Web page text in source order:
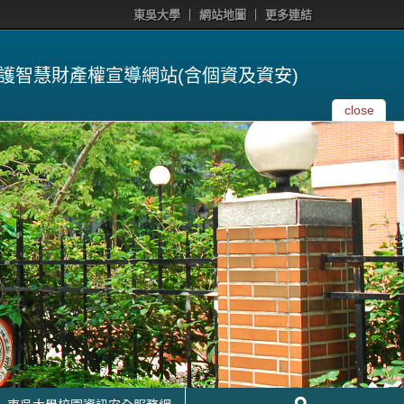
東吳大學 網站地圖 更多連結
智慧財產權宣導網站(含個資及資安)
close